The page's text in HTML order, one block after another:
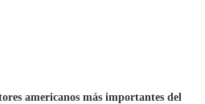
americanos más importantes del